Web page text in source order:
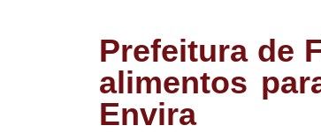
Economia
Prefeitura de
alimentos
Envira